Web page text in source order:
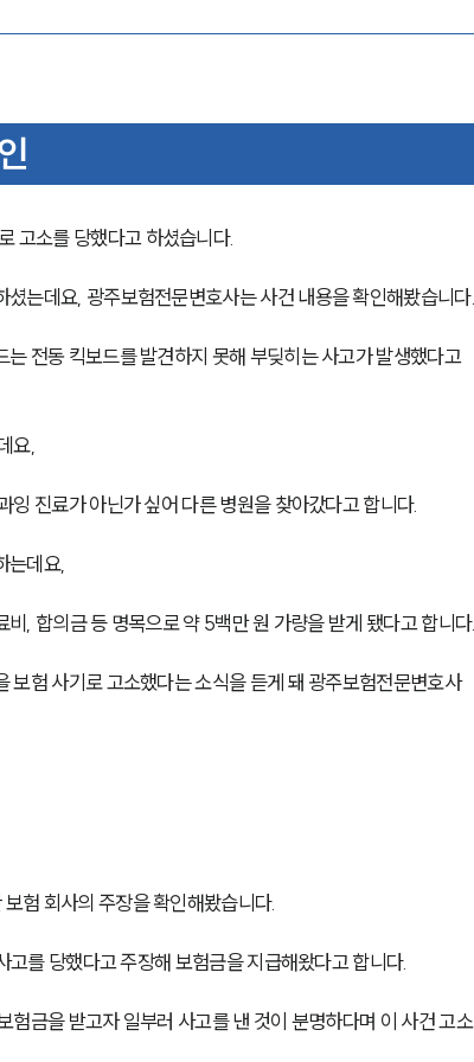
고소를 당했다고 하셨습니다.
는데요, 광주보험전문변호사는 사건 내용을 확인해봤습니다.
전동 킥보드를 발견하지 못해 부딪히는 사고가 발생했다고
요,
진료가 아닌가 싶어 다른 병원을 찾아갔다고 합니다.
는데요,
, 합의금 등 명목으로 약 5백만 원 가량을 받게 됐다고 합니다.
험 사기로 고소했다는 소식을 듣게 돼 광주보험전문변호사
험 회사의 주장을 확인해봤습니다.
를 당했다고 주장해 보험금을 지급해왔다고 합니다.
금을 받고자 일부러 사고를 낸 것이 분명하다며 이 사건 고소